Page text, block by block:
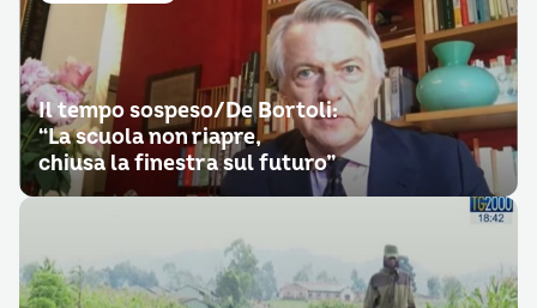
Il tempo sospeso/De Bortoli:
“La scuola non riapre,
chiusa la finestra sul futuro”